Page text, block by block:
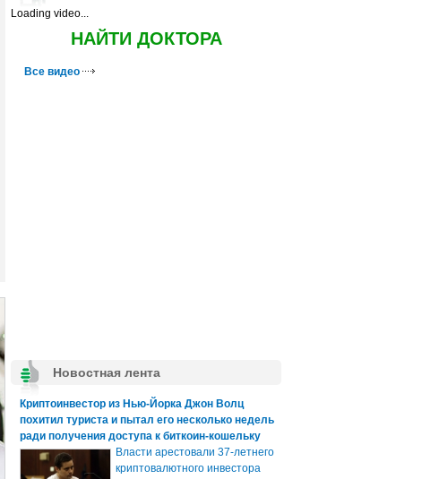
Loading video...
НАЙТИ ДОКТОРА
Все видео
Новостная лента
Криптоинвестор из Нью-Йорка Джон Волц
похитил туриста и пытал его несколько недель
ради получения доступа к биткоин-кошельку
Власти арестовали 37-летнего
криптовалютного инвестора